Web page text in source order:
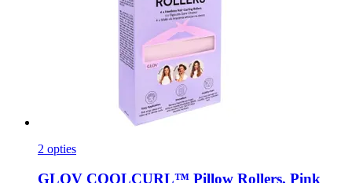
2 opties
GLOV COOLCURL™ Pillow Rollers, Pink